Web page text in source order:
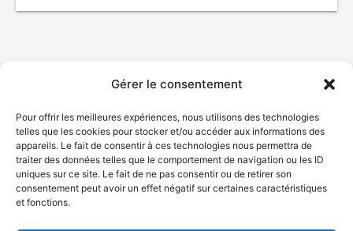
Gérer le consentement
Pour offrir les meilleures expériences, nous utilisons des technologies
telles que les cookies pour stocker et/ou accéder aux informations des
appareils. Le fait de consentir à ces technologies nous permettra de
traiter des données telles que le comportement de navigation ou les ID
uniques sur ce site. Le fait de ne pas consentir ou de retirer son
consentement peut avoir un effet négatif sur certaines caractéristiques
et fonctions.